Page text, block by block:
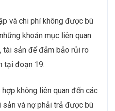
và chi phí không được bù
khoản mục liên quan
tài sản để đảm bảo rủi ro
tại đoạn 19.
không liên quan đến các
và nợ phải trả được bù